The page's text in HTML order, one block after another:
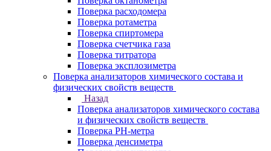
Поверка расходомера
Поверка ротаметра
Поверка спиртомера
Поверка счетчика газа
Поверка титратора
Поверка эксплозиметра
Поверка анализаторов химического состава и
физических свойств веществ
Назад
Поверка анализаторов химического состава
и физических свойств веществ
Поверка PH-метра
Поверка денсиметра